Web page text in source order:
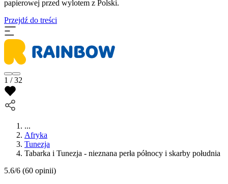
papierowej przed wylotem z Polski.
Przejdź do treści
1 / 32
...
Afryka
Tunezja
Tabarka i Tunezja - nieznana perła północy i skarby południa
5.6/6 (60 opinii)